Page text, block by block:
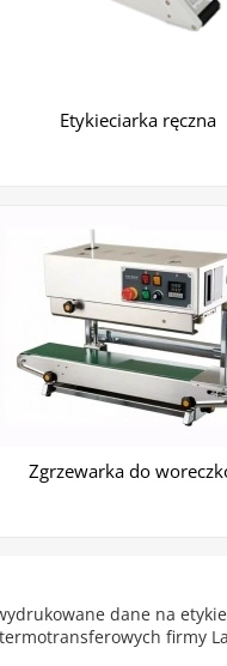
Etykieciarka ręczna
Zgrzewarka do
dane na
firmy